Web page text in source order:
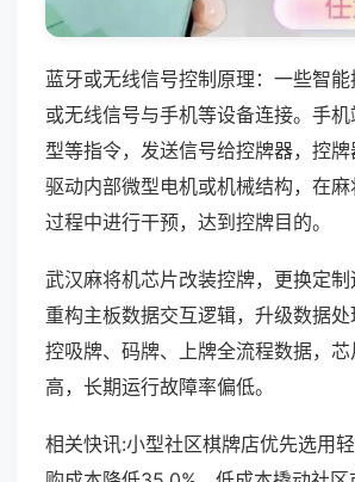
蓝牙或无线信号控制原理：一些智
或无线信号与手机等设备连接。手
型等指令，发送信号给控牌器，控
驱动内部微型电机或机械结构，在
过程中进行干预，达到控牌目的。
武汉麻将机芯片改装控牌，更换定制
重构主板数据交互逻辑，升级数据
控吸牌、码牌、上牌全流程数据，
高，长期运行故障率偏低。
相关快讯:小型社区棋牌店优先选用